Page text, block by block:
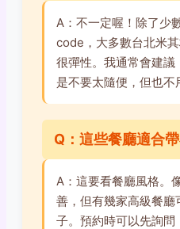
A：不一定喔！除了少
code，大多數台北米
很彈性。我通常會建
是不要太隨便，但也不
Q：這些餐廳適合
A：這要看餐廳風格。
善，但有幾家高級餐
子。預約時可以先詢